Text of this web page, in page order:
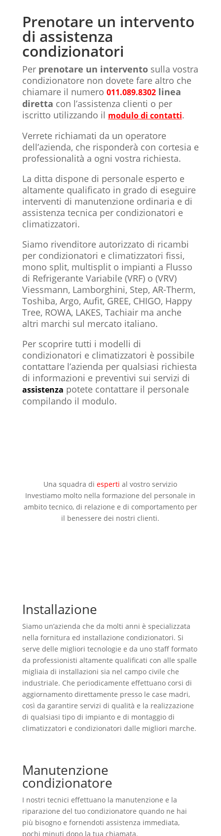
Prenotare un intervento
di assistenza
condizionatori
Per prenotare un interventosulla vostra
condizionatore non dovete fare altro che
chiamare il numero 011.089.8302 linea
diretta con l’assistenza clienti o per
iscritto utilizzando il modulo di contatti.
Verrete richiamati da un operatore
dell’azienda, che risponderà con cortesia e
professionalità a ogni vostra richiesta.
La ditta dispone di personale esperto e
altamente qualificato in grado di eseguire
interventi di manutenzione ordinaria e di
assistenza tecnica per condizionatori e
climatizzatori.
Siamo rivenditore autorizzato di ricambi
per condizionatori e climatizzatori fissi,
mono split, multisplit o impianti a Flusso
di Refrigerante Variabile (VRF) o (VRV)
Viessmann, Lamborghini, Step, AR-Therm,
Toshiba, Argo, Aufit, GREE, CHIGO, Happy
Tree, ROWA, LAKES, Tachiair ma anche
altri marchi sul mercato italiano.
Per scoprire tutti i modelli di
condizionatori e climatizzatori è possibile
contattare l’azienda per qualsiasi richiesta
di informazioni e preventivi sui servizi di
assistenza potete contattare il personale
compilando il modulo.
Una squadra diesperti al vostro servizio
Investiamo molto nella formazione del personale in
ambito tecnico, di relazione e di comportamento per
il benessere dei nostri clienti.
Installazione
Siamo un’azienda che da molti anni è specializzata
nella fornitura ed installazione condizionatori. Si
serve delle migliori tecnologie e da uno staff formato
da professionisti altamente qualificati con alle spalle
migliaia di installazioni sia nel campo civile che
industriale. Che periodicamente effettuano corsi di
aggiornamento direttamente presso le case madri,
così da garantire servizi di qualità e la realizzazione
di qualsiasi tipo di impianto e di montaggio di
climatizzatori e condizionatori dalle migliori marche.
Manutenzione
condizionatore
I nostri tecnici effettuano la manutenzione e la
riparazione del tuo condizionatore quando ne hai
più bisogno e fornendoti assistenza immediata,
pochi minuti dopo la tua chiamata.